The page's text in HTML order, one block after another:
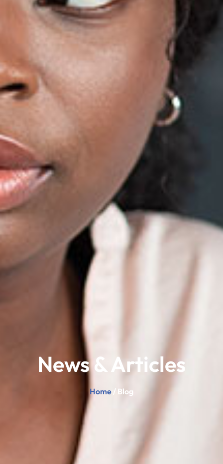
News & Articles
Home / Blog